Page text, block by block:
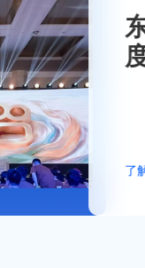
联系东信
了